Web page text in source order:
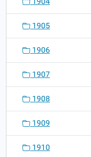
1905
1906
1907
1908
1909
1910